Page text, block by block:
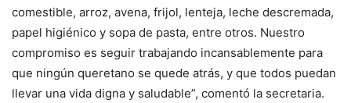
comestible, arroz, avena, frijol, lenteja, leche descremada,
papel higiénico y sopa de pasta, entre otros. Nuestro
compromiso es seguir trabajando incansablemente para
que ningún queretano se quede atrás, y que todos puedan
llevar una vida digna y saludable”, comentó la secretaria.